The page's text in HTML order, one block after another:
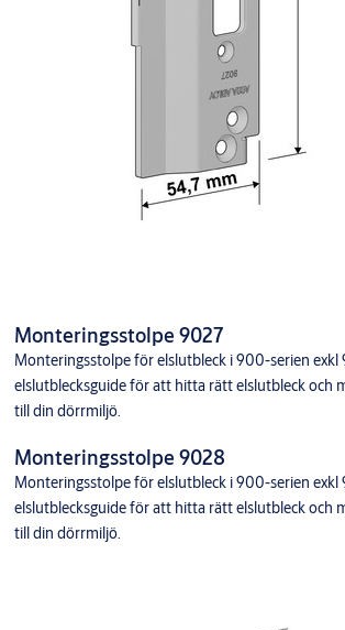
Monteringsstolpe 9027
Monteringsstolpe för elslutbleck i 900-serien exkl
elslutblecksguide för att hitta rätt elslutbleck och
till din dörrmiljö.
Monteringsstolpe 9028
Monteringsstolpe för elslutbleck i 900-serien exkl
elslutblecksguide för att hitta rätt elslutbleck och
till din dörrmiljö.